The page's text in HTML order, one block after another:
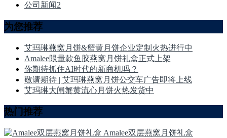
公司新闻2
为您推荐
艾玛琳燕窝月饼&蟹黄月饼企业定制火热进行中
Amalee限量款鱼胶燕窝月饼礼盒正式上架
你期待抓住AI时代的新商机吗？
敬请期待 | 艾玛琳燕窝月饼公交车广告即将上线
艾玛琳大闸蟹黄流心月饼火热发货中
热门推荐
Amalee双层燕窝月饼礼盒